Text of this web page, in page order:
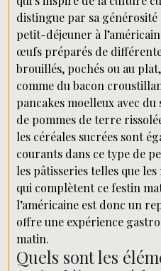
distingue par sa
petit-déjeuner à
œufs préparés de
brouillés, pochés ou au
comme du bacon
pancakes moelleux avec
de pommes de terre
les céréales sucrées sont
courants dans ce type de
les pâtisseries telles que
qui complètent ce festin
l’américaine est donc un
offre une expérience
matin.
Quels sont les